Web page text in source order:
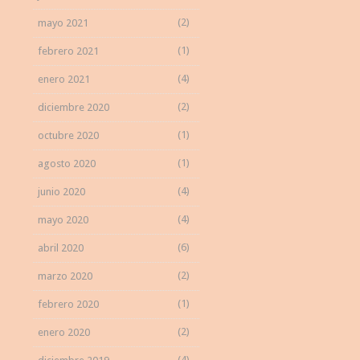
mayo 2021 (2)
febrero 2021 (1)
enero 2021 (4)
diciembre 2020 (2)
octubre 2020 (1)
agosto 2020 (1)
junio 2020 (4)
mayo 2020 (4)
abril 2020 (6)
marzo 2020 (2)
febrero 2020 (1)
enero 2020 (2)